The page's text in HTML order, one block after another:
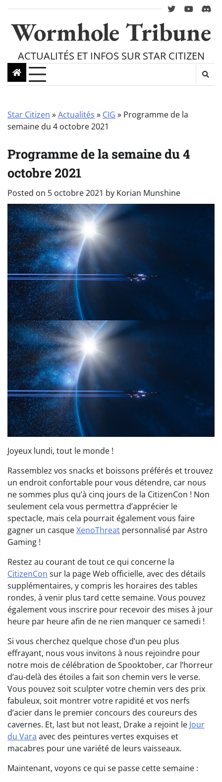
content
twitteryoutube
Wormhole Tribune
ACTUALITÉS ET INFOS SUR STAR CITIZEN
Star Citizen »Actualités » CIG » Programme de la
semaine du 4 octobre 2021
Programme de la semaine du 4
octobre 2021
Posted on 5 octobre 2021 by Korian Munshine
Joyeux lundi, tout le monde !
Rassemblez vos snacks et boissons préférés et trouvez
un endroit confortable pour vous détendre, car nous
ne sommes plus qu’à cinq jours de la CitizenCon ! Non
seulement cela vous permettra d’apprécier le
spectacle, mais cela pourrait également vous faire
gagner un casqueXenoThreat personnalisé par Astro
Gaming !
Restez au courant de tout ce qui concerne la
CitizenCon sur la page Web officielle, avec des détails
supplémentaires, y compris les horaires des tables
rondes, à venir plus tard cette semaine. Vous pouvez
également vous inscrire pour recevoir des mises à jour
heure par heure afin de ne rien manquer ce samedi !
Si vous cherchez quelque chose d’un peu plus
effrayant, nous vous invitons à nous rejoindre pour
notre mois de célébration de Spooktober, car l’horreur
d’au-delà des étoiles a fait son chemin vers le verse.
Vous pouvez soit sculpter votre chemin vers des prix
fabuleux, soit montrer votre rapidité et vos nerfs
d’acier dans le premier concours des coureurs des
cavernes. Et, last but not least, Drake a rejoint le Jour
du Vara avec des peintures vertes exquises et
macabres pour une variété de leurs vaisseaux.
Maintenant, voyons ce qui se passe cette semaine :